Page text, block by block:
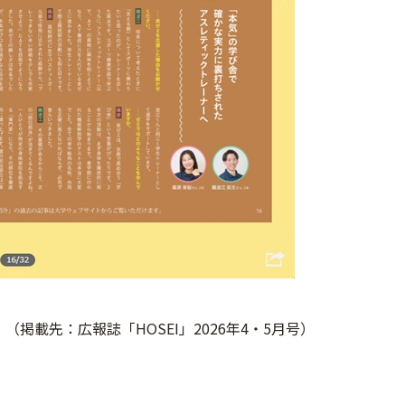
（掲載先：広報誌「HOSEI」2026年4・5月号）